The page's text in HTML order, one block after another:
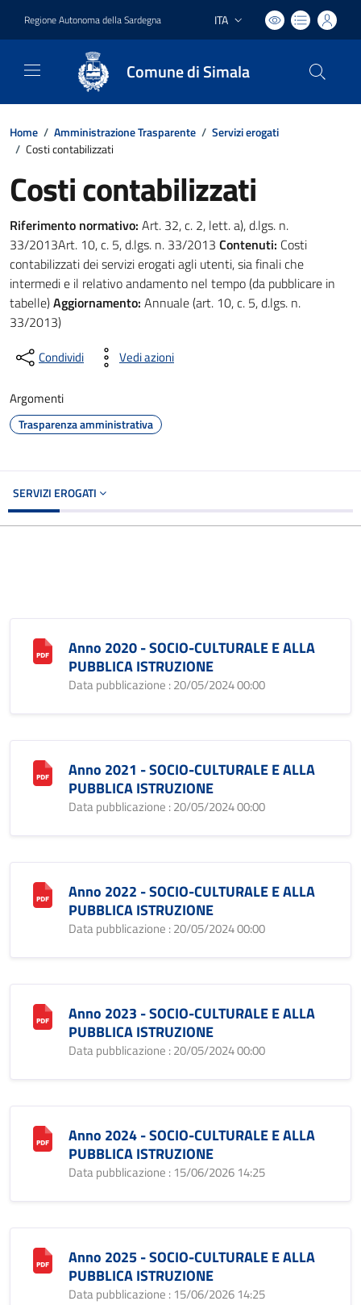
Regione Autonoma della Sardegna Lingua attiva:
ITA
Comune di Simala
Home / Amministrazione Trasparente / Servizi erogati
/ Costi contabilizzati
Costi contabilizzati
Riferimento normativo: Art. 32, c. 2, lett. a), d.lgs. n.
33/2013Art. 10, c. 5, d.lgs. n. 33/2013 Contenuti: Costi
contabilizzati dei servizi erogati agli utenti, sia finali che
intermedi e il relativo andamento nel tempo (da pubblicare in
tabelle)Aggiornamento: Annuale (art. 10, c. 5, d.lgs. n.
33/2013)
Condividi Vedi azioni
Argomenti
Trasparenza amministrativa
SERVIZI EROGATI
Anno 2020 - SOCIO-CULTURALE E ALLA
PUBBLICA ISTRUZIONE
Data pubblicazione : 20/05/2024 00:00
Anno 2021 - SOCIO-CULTURALE E ALLA
PUBBLICA ISTRUZIONE
Data pubblicazione : 20/05/2024 00:00
Anno 2022 - SOCIO-CULTURALE E ALLA
PUBBLICA ISTRUZIONE
Data pubblicazione : 20/05/2024 00:00
Anno 2023 - SOCIO-CULTURALE E ALLA
PUBBLICA ISTRUZIONE
Data pubblicazione : 20/05/2024 00:00
Anno 2024 - SOCIO-CULTURALE E ALLA
PUBBLICA ISTRUZIONE
Data pubblicazione : 15/06/2026 14:25
Anno 2025 - SOCIO-CULTURALE E ALLA
PUBBLICA ISTRUZIONE
Data pubblicazione : 15/06/2026 14:25